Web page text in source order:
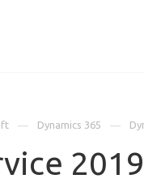
Dynamics 365